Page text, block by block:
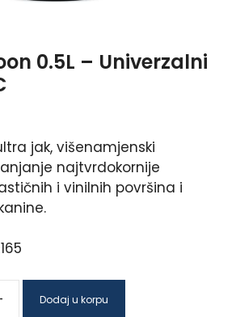
0.5L – Univerzalni
jak, višenamjenski
najtvrdokornije
i vinilnih površina i
Dodaj u korpu